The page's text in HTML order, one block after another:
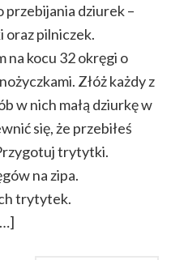
przebijania dziurek –
oraz pilniczek.
na kocu 32 okręgi o
Złóż każdy z
w nich małą dziurkę w
się, że przebiłeś
trytytki.
na zipa.
trytytek.